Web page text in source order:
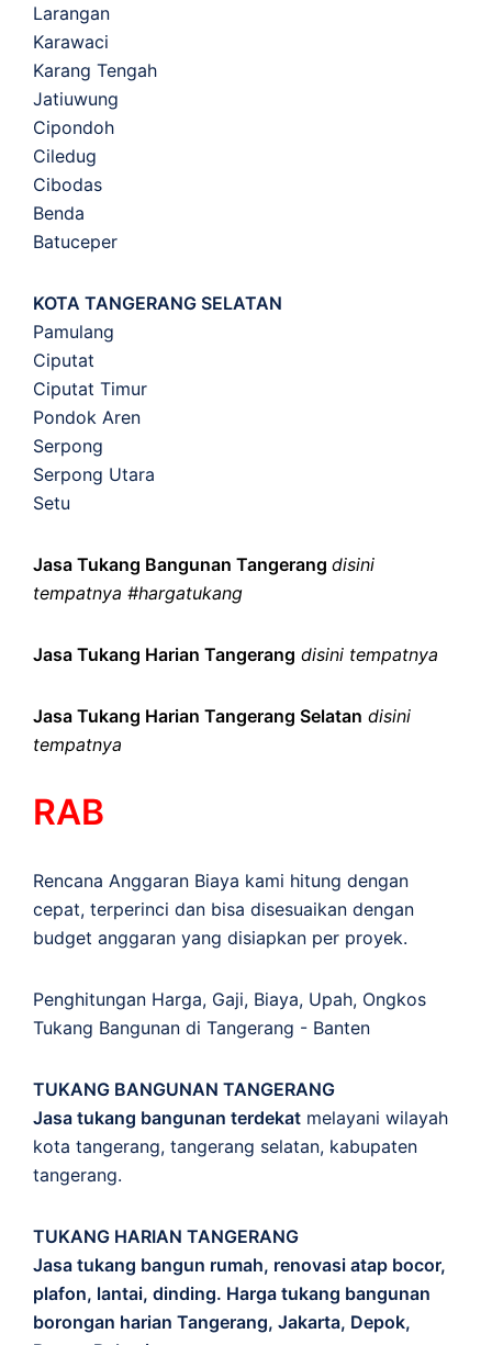
Larangan
Karawaci
Karang Tengah
Jatiuwung
Cipondoh
Ciledug
Cibodas
Benda
Batuceper
KOTA TANGERANG SELATAN
Pamulang
Ciputat
Ciputat Timur
Pondok Aren
Serpong
Serpong Utara
Setu
Jasa Tukang Bangunan Tangerang disini
tempatnya #hargatukang
Jasa Tukang Harian Tangerang disini tempatnya
Jasa Tukang Harian Tangerang Selatan disini
tempatnya
RAB
Rencana Anggaran Biaya kami hitung dengan
cepat, terperinci dan bisa disesuaikan dengan
budget anggaran yang disiapkan per proyek.
Penghitungan Harga, Gaji, Biaya, Upah, Ongkos
Tukang Bangunan di Tangerang - Banten
TUKANG BANGUNAN TANGERANG
Jasa tukang bangunan terdekat melayani wilayah
kota tangerang, tangerang selatan, kabupaten
tangerang.
TUKANG HARIAN TANGERANG
Jasa tukang bangun rumah, renovasi atap bocor,
plafon, lantai, dinding. Harga tukang bangunan
borongan harian Tangerang, Jakarta, Depok,